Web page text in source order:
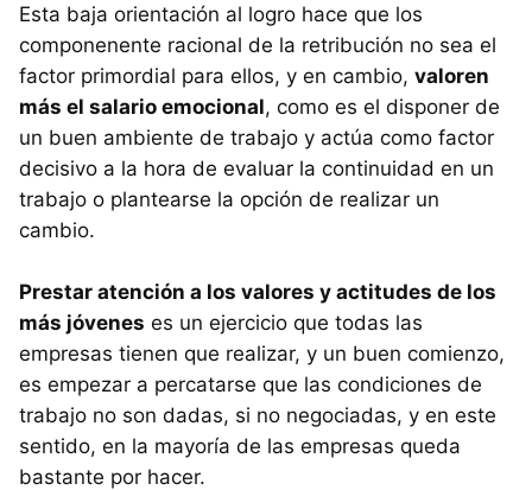
Esta baja orientación al logro hace que los
componenente racional de la retribución no sea el
factor primordial para ellos, y en cambio, valoren
más el salario emocional, como es el disponer de
un buen ambiente de trabajo y actúa como factor
decisivo a la hora de evaluar la continuidad en un
trabajo o plantearse la opción de realizar un
cambio.
Prestar atención a los valores y actitudes de los
más jóvenes es un ejercicio que todas las
empresas tienen que realizar, y un buen comienzo,
es empezar a percatarse que las condiciones de
trabajo no son dadas, si no negociadas, y en este
sentido, en la mayoría de las empresas queda
bastante por hacer.